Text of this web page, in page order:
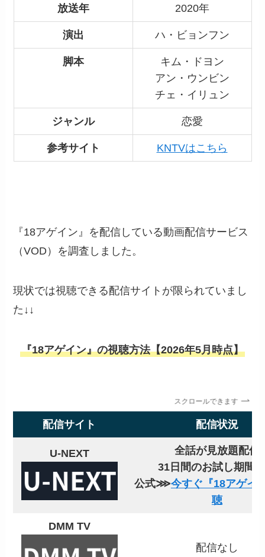
放送年 2020年
演出 ハ・ビョンフン
脚本
キム・ドヨン
アン・ウンビン
チェ・イリュン
ジャンル 恋愛
参考サイト KNTVはこちら
『18アゲイン』を配信している動画配信サービス
（VOD）を調査しました。
現状では視聴できる配信サイトが限られていまし
た↓↓
『18アゲイン』の視聴方法【2026年5月時点】
スクロールできます
配信サイト 配信状況
U-NEXT
全話が見放題配信
31日間のお試し期間
公式⋙今すぐ『18アゲイ
聴
DMM TV
配信なし